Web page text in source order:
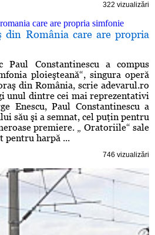
322 vizualizări
din România care are propria
Paul Constantinescu a compus
ploieşteană“, singura operă
din România, scrie adevarul.ro
unul dintre cei mai reprezentativi
Enescu, Paul Constantinescu a
său şi a semnat, cel puţin pentru
premiere. „ Oratoriile“ sale
pentru harpă ...
746 vizualizări